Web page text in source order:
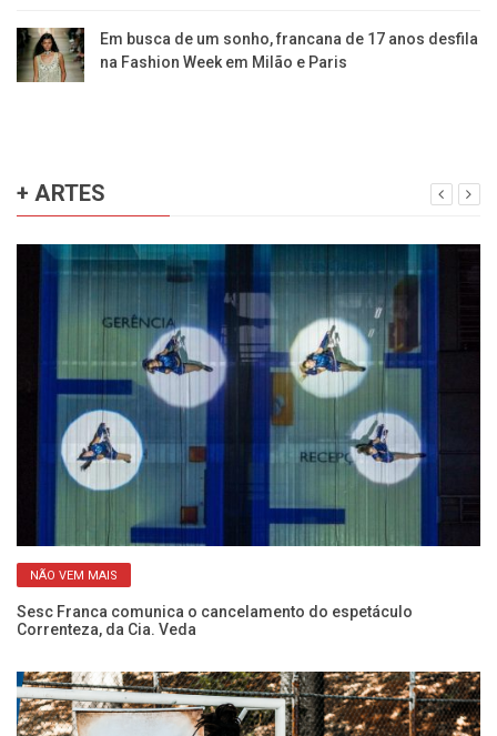
Em busca de um sonho, francana de 17 anos desfila
na Fashion Week em Milão e Paris
+ ARTES
NÃO VEM MAIS
Sesc Franca comunica o cancelamento do espetáculo
Correnteza, da Cia. Veda